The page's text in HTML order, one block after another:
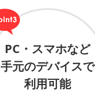
PC・スマホなど
手元のデバイスで
利用可能